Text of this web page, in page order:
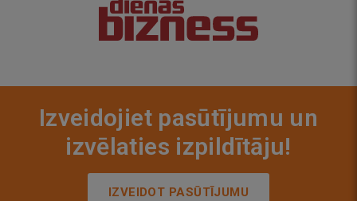
Izveidojiet pasūtījumu un
izvēlaties izpildītāju!
IZVEIDOT PASŪTĪJUMU